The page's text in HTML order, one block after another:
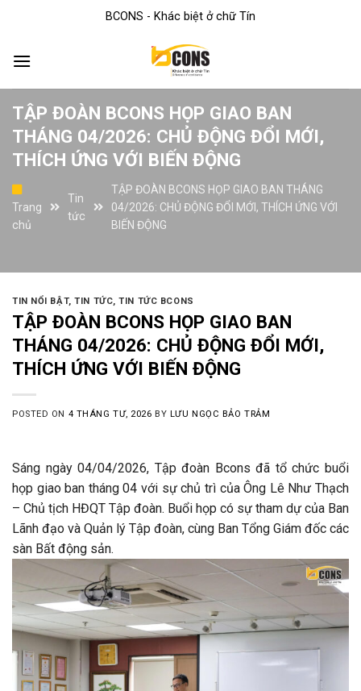
BCONS - Khác biệt ở chữ Tín
TẬP ĐOÀN BCONS HỌP GIAO BAN
THÁNG 04/2026: CHỦ ĐỘNG ĐỔI MỚI,
THÍCH ỨNG VỚI BIẾN ĐỘNG
Trang
chủ
Tin
tức
TẬP ĐOÀN BCONS HỌP GIAO BAN THÁNG
04/2026: CHỦ ĐỘNG ĐỔI MỚI, THÍCH ỨNG VỚI
BIẾN ĐỘNG
TIN NỔI BẬT,TIN TỨC,TIN TỨC BCONS
TẬP ĐOÀN BCONS HỌP GIAO BAN
THÁNG 04/2026: CHỦ ĐỘNG ĐỔI MỚI,
THÍCH ỨNG VỚI BIẾN ĐỘNG
POSTED ON 4 THÁNG TƯ, 2026 BY LƯU NGỌC BẢO TRẢM
Sáng ngày 04/04/2026, Tập đoàn Bcons đã tổ chức buổi
họp giao ban tháng 04 với sự chủ trì của Ông Lê Như Thạch
– Chủ tịch HĐQT Tập đoàn. Buổi họp có sự tham dự của Ban
Lãnh đạo và Quản lý Tập đoàn, cùng Ban Tổng Giám đốc các
sàn Bất động sản.